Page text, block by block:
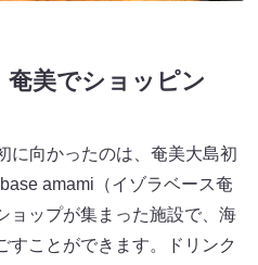
美でショッピン
に向かったのは、奄美大島初
amami（イゾラベース奄
ョップが集まった施設で、海
すことができます。ドリンク